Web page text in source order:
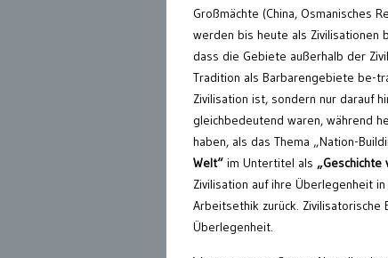
Großmächte (China, Osmanisches
werden bis heute als Zivilisationen
dass die Gebiete außerhalb der
Tradition als Barbarengebiete be-
Zivilisation ist, sondern nur darauf
gleichbedeutend waren, während
haben, als das Thema „Nation-
Welt“ im Untertitel als
Zivilisation auf ihre Überlegenheit
Arbeitsethik zurück. Zivilisatorische
Überlegenheit.